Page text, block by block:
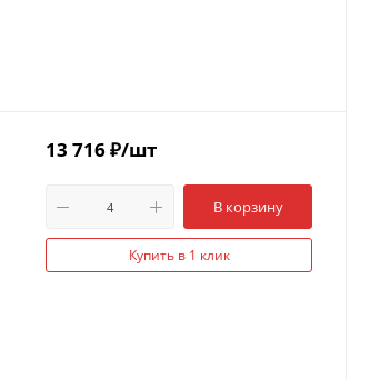
13 716₽/шт
В корзину
Купить в 1 клик